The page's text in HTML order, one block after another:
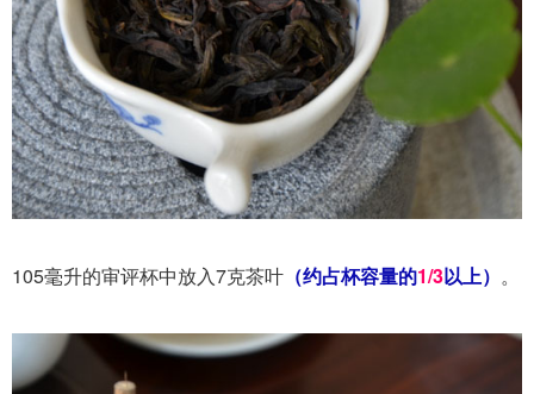
105毫升的审评杯中放入7克茶叶 （约占杯容量的1/3以上） 。